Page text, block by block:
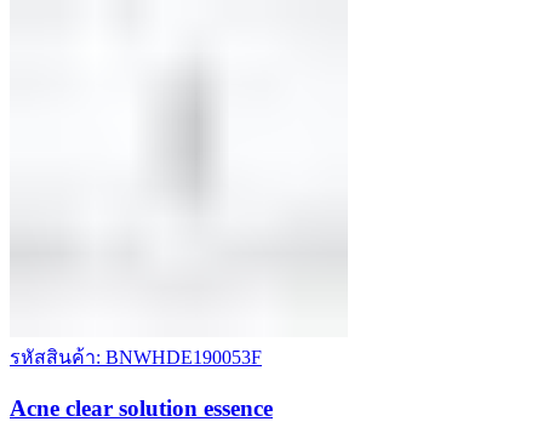
รหัสสินค้า: BNWHDE190053F
Acne clear solution essence